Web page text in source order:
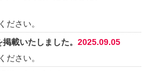
ださい。
載いたしました。 2025.09.05
ださい。